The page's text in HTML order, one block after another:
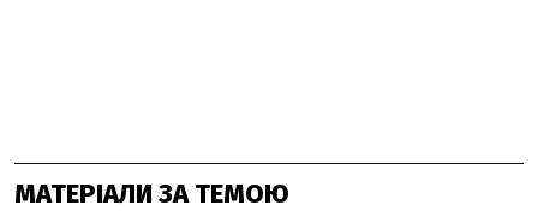
МАТЕРІАЛИ ЗА ТЕМОЮ